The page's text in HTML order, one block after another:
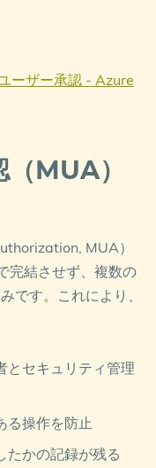
ーザー承認 - Azure
MUA）
MUA）
完結させず、複数の
です。これにより、
とセキュリティ管理
る操作を防止
たかの記録が残る